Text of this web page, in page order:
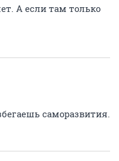
А если там только
саморазвития.